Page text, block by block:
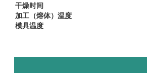
干燥时间
加工（熔体）温度
模具温度